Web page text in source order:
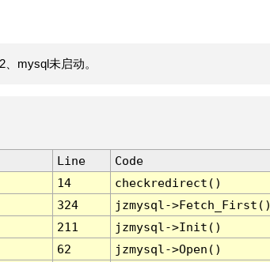
mysql未启动。
Line
Code
14
checkredirect()
324
jzmysql-
211
jzmysql->Init()
62
jzmysql->Open()